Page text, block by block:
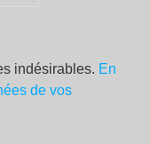
indésirables. En
de vos